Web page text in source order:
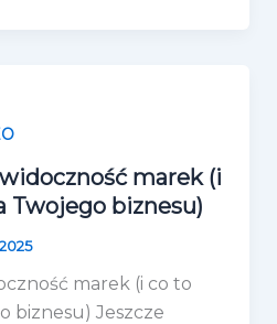
marek (i
Twojego biznesu)
marek (i co to
biznesu) Jeszcze